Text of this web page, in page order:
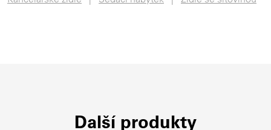
Další produkty